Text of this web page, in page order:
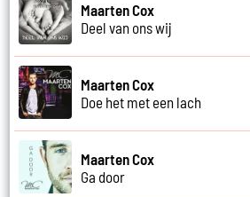
Maarten Cox
Deel van ons wij
Maarten Cox
Doe het met een lach
Maarten Cox
Ga door